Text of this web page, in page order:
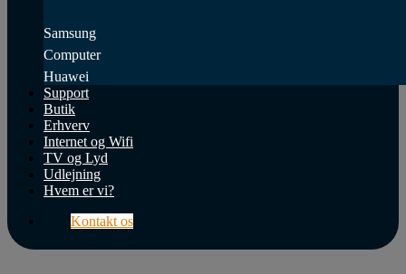
Samsung
Computer
Huawei
Support
Butik
Erhverv
Internet og Wifi
TV og Lyd
Udlejning
Hvem er vi?
Kontakt os
Reparation
Huawei
Reparation
Butik
Erhverv